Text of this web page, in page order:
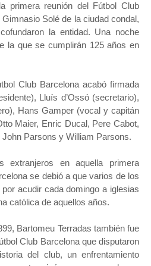
primera reunión del Fútbol Club
Solé de la ciudad condal,
la entidad. Una noche
la que se cumplirán 125 años en
Club Barcelona acabó firmada
Lluís d’Ossó (secretario),
Hans Gamper (vocal y capitán
Maier, Enric Ducal, Pere Cabot,
Parsons y William Parsons.
extranjeros en aquella primera
se debió a que varios de los
acudir cada domingo a iglesias
católica de aquellos años.
Bartomeu Terradas también fue
Club Barcelona que disputaron
del club, un enfrentamiento